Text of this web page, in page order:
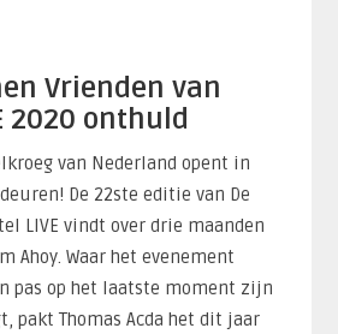
Vrienden van
2020 onthuld
van Nederland opent in
De 22ste editie van De
LIVE vindt over drie maanden
Ahoy. Waar het evenement
pas op het laatste moment zijn
pakt Thomas Acda het dit jaar